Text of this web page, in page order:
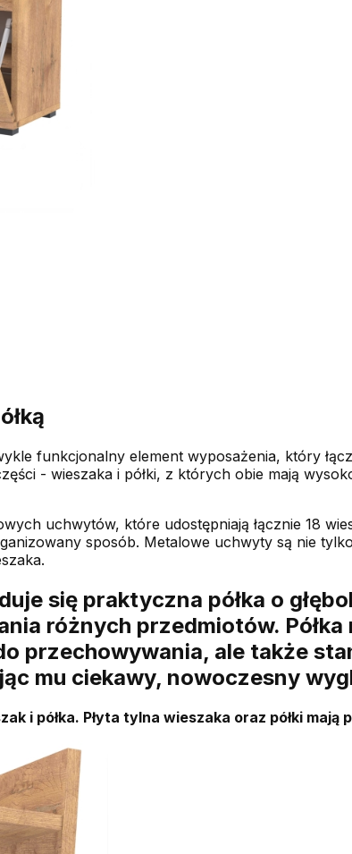
funkcjonalny element wyposażenia, który
- wieszaka i półki, z których obie mają
uchwytów, które udostępniają łącznie 18
sposób. Metalowe uchwyty są nie
się praktyczna półka o
różnych przedmiotów.
przechowywania, ale także
mu ciekawy, nowoczesny
i półka. Płyta tylna wieszaka oraz półki mają